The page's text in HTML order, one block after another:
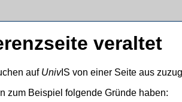
veraltet
auf UnivIS von einer Seite aus
zum Beispiel folgende Gründe haben: